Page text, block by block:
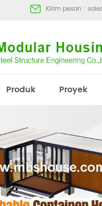
Kirim pesan :
Produk Proyek